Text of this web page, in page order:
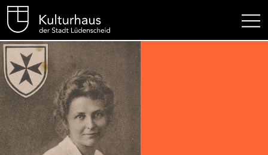
Kulturhaus Lüdenscheid